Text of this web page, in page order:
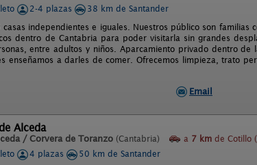
2-4 plazas
38 km de Santander
casas independientes e iguales. Nuestros público son
dentro de Cantabria para poder visitarla sin grandes
entre adultos y niños. Aparcamiento privado dentro de
enseñamos a darles de comer. Ofrecemos limpieza, trato
Email
Alceda
/ Corvera de Toranzo (Cantabria) a 7 km de Cotillo
4 plazas
50 km de Santander